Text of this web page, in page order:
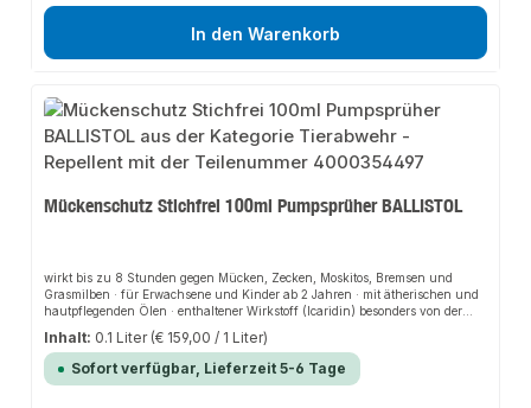
In den Warenkorb
Mückenschutz Stichfrei 100ml Pumpsprüher BALLISTOL
wirkt bis zu 8 Stunden gegen Mücken, Zecken, Moskitos, Bremsen und
Grasmilben · für Erwachsene und Kinder ab 2 Jahren · mit ätherischen und
hautpflegenden Ölen · enthaltener Wirkstoff (Icaridin) besonders von der
WHO (Weltgesundheitsorganisation) befürwortet · dermatologisch und
allergologisch mit ″Sehr Gut″ getestet · schützt die Haut vor Austrocknung ·
feine Duftnote · angenehm kühlende Wirkung · in skandinavischen
Wäldern, Afrika und in den Tropen erprobt
Inhalt: 0.1 Liter (€ 159,00 / 1 Liter)
Sofort verfügbar, Lieferzeit 5-6 Tage